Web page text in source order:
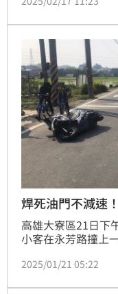
詳細事故過程及原
焊死油門不減速
高雄大寮區21日下
小客在永芳路撞上
傷，目前還在醫院
2025/01/21 05:22